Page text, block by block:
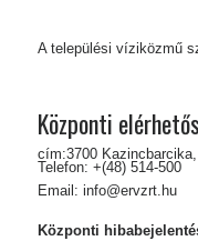
A települési víziközmű
Központi
cím:3700
Telefon: +(48) 514-500
Email: info@ervzrt.hu
Központi